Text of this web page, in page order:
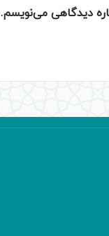
دیدگاهی می‌نویسم.